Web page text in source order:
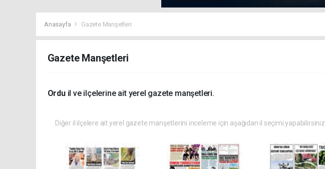
Anasayfa Gazete Manşetleri
Gazete Manşetleri
Orduil ve ilçelerine ait yerel gazete manşetleri.
Diğer il ilçelere ait yerel gazete manşetlerini inceleme için aşağıdan il seçimi yapabilirsiniz.